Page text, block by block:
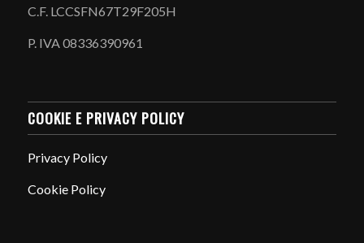
C.F. LCCSFN67T29F205H
P. IVA 08336390961
COOKIE E PRIVACY POLICY
Privacy Policy
Cookie Policy